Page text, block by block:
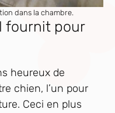
dans la chambre.
fournit pour
heureux de
chien, l’un pour
Ceci en plus